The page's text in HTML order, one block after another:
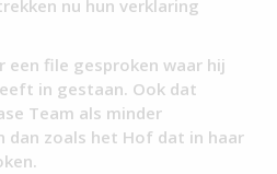
nu hun verklaring
een file gesproken waar hij
in gestaan. Ook dat
Team als minder
dan zoals het Hof dat in haar